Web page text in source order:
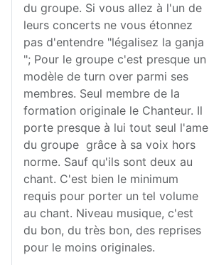
du groupe. Si vous allez à l'un de
leurs concerts ne vous étonnez
pas d'entendre "légalisez la ganja
"; Pour le groupe c'est presque un
modèle de turn over parmi ses
membres. Seul membre de la
formation originale le Chanteur. Il
porte presque à lui tout seul l'ame
du groupe grâce à sa voix hors
norme. Sauf qu'ils sont deux au
chant. C'est bien le minimum
requis pour porter un tel volume
au chant. Niveau musique, c'est
du bon, du très bon, des reprises
pour le moins originales.